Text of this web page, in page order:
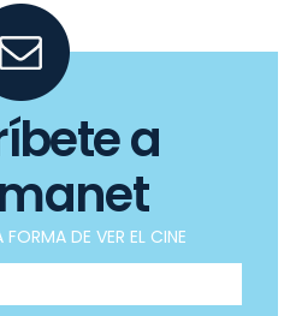
a
DE VER EL CINE